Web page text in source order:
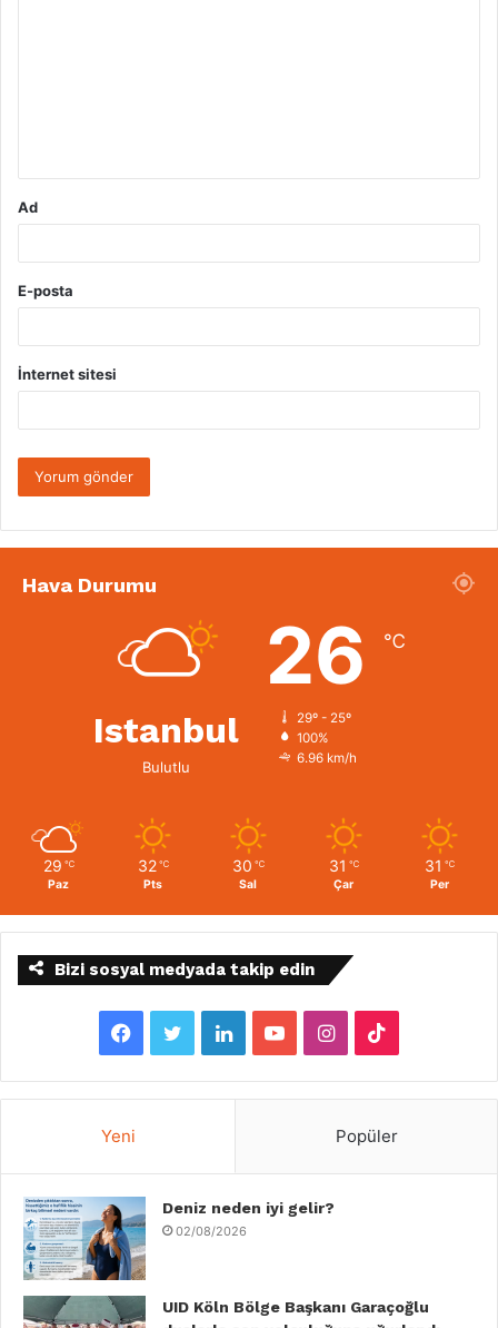
Ad
E-posta
İnternet sitesi
Hava Durumu
Istanbul
Bulutlu
26 ℃
29º - 25º
100%
6.96 km/h
29 ℃
Paz
32 ℃
Pts
30 ℃
Sal
31 ℃
Çar
31 ℃
Per
Bizi sosyal medyada takip edin
a
b
o
o
w
t
r
L
i
e
I
o
u
e
I
n
r
i
Yeni Popüler
Deniz neden iyi gelir?
02/08/2026
UID Köln Bölge Başkanı Garaçoğlu